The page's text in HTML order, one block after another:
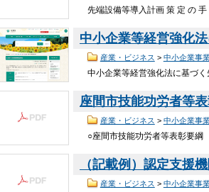
先端設備等導入計画 策 定 の
中小企業等経営強化
産業・ビジネス > 中小企業事
中小企業等経営強化法に基づ
座間市技能功労者等
産業・ビジネス > 中小企業事
○座間市技能功労者等表彰要綱
（記載例）認定支援
産業・ビジネス > 中小企業事